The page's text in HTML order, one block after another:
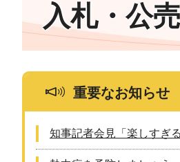
入札・公売
重要なお知らせ
知事記者会見「楽しすぎ